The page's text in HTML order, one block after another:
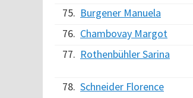
75. Burgener Manuela
76. Chambovay Margot
77. Rothenbühler Sarina
78. Schneider Florence